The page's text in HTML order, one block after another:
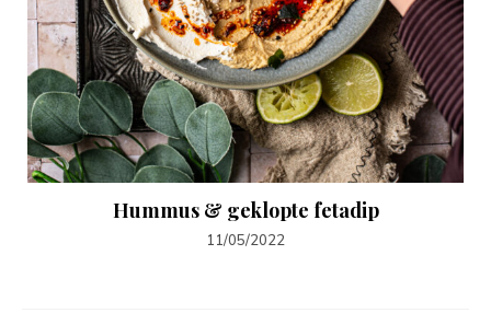
Hummus & geklopte fetadip
11/05/2022